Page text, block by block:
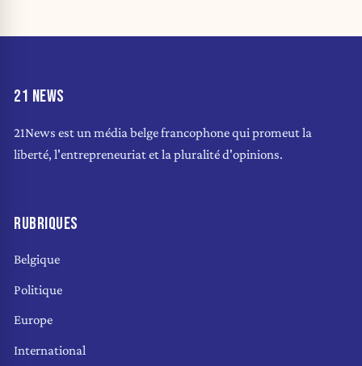
21 NEWS
21News est un média belge francophone qui promeut la
liberté, l'entrepreneuriat et la pluralité d'opinions.
RUBRIQUES
Belgique
Politique
Europe
International